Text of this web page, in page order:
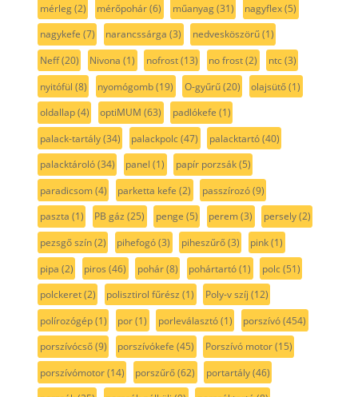
mérleg(2) mérőpohár(6) műanyag(31) nagyflex(5)
nagykefe (7) narancssárga (3) nedvesköszörű(1)
Neff(20) Nivona (1) nofrost(13) no frost(2) ntc(3)
nyitófül (8) nyomógomb(19) O-gyűrű(20) olajsütő(1)
oldallap(4) optiMUM (63) padlókefe (1)
palack-tartály(34) palackpolc(47) palacktartó(40)
palacktároló(34) panel (1) papír porzsák(5)
paradicsom(4) parketta kefe (2) passzírozó(9)
paszta (1) PB gáz (25) penge (5) perem(3) persely(2)
pezsgő szín(2) pihefogó(3) piheszűrő(3) pink(1)
pipa (2) piros (46) pohár(8) pohártartó(1) polc(51)
polckeret(2) polisztirol fűrész (1) Poly-v szíj (12)
polírozógép(1) por(1) porleválasztó(1) porszívó(454)
porszívócső(9) porszívókefe (45) Porszívó motor(15)
porszívómotor(14) porszűrő(62) portartály(46)